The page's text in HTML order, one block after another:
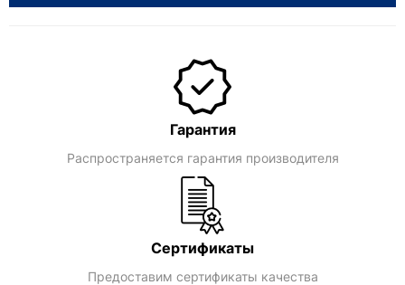
Гарантия
Распространяется гарантия производителя
Сертификаты
Предоставим сертификаты качества